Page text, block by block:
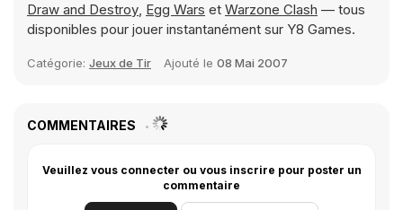
Draw and Destroy, Egg Wars et Warzone Clash — tous
disponibles pour jouer instantanément sur Y8 Games.
Catégorie: Jeux de Tir Ajouté le 08 Mai 2007
COMMENTAIRES
Veuillez vous connecter ou vous inscrire pour poster un
commentaire